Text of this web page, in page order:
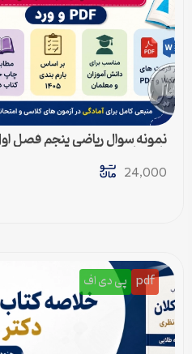
24,000
pdf پی دی اف